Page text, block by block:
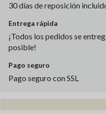
30 días de reposición
Entrega rápida
¡Todos los pedidos se
posible!
Pago seguro
Pago seguro con SSL